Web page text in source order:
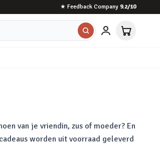
★ Feedback Company 9.2/10
van je vriendin, zus of moeder? En
worden uit voorraad geleverd